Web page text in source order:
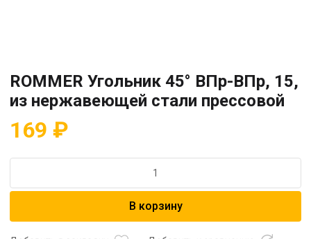
ROMMER Угольник 45° ВПр-ВПр, 15,
из нержавеющей стали прессовой
169 ₽
ROMMER
В корзину